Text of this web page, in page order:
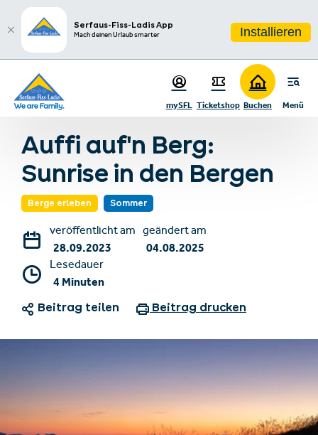
Serfaus-Fiss-Ladis App
Mach deinen Urlaub smarter Installieren
Zum Hauptinhalt springen
Zum Inhaltsverzeichnis springen
Zur Hauptnavigation springen
sr.table-of-contents
Golden-Hour
Sonnenaufgang angesteuert
Früh aufstehen ist nicht DEIN Ding?
Tipps für die perfekte Sonnenaufgangstour
Menü
mySFL Ticketshop Buchen
Zurück zur Blogübersicht
Auffi auf'n Berg:
Sunrise in den Bergen
Berge erleben Sommer
veröffentlicht am
28.09.2023
geändert am
04.08.2025
Lesedauer
4 Minuten
Beitrag teilen Beitrag drucken